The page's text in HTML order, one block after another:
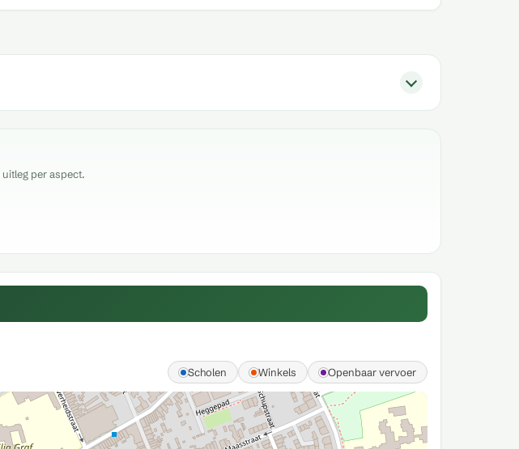
per aspect.
Scholen Winkels Openbaar vervoer